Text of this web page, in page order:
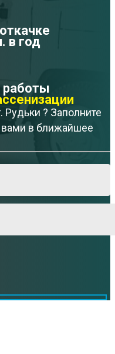
в год
Рудьки ? Заполните
в ближайшее